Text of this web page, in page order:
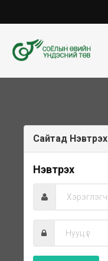
Сайтад Нэвтpэx
Нэвтpэx